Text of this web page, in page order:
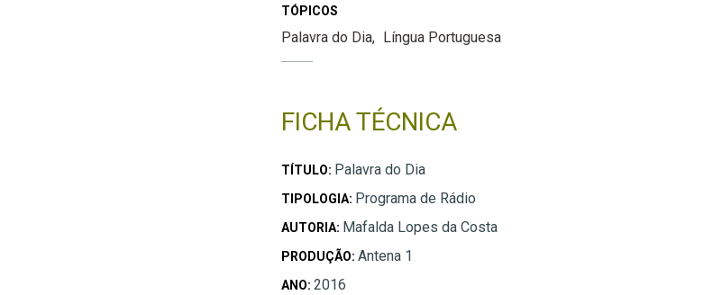
TÓPICOS
Palavra do Dia Língua Portuguesa
FICHA TÉCNICA
TÍTULO: Palavra do Dia
TIPOLOGIA: Programa de Rádio
AUTORIA: Mafalda Lopes da Costa
PRODUÇÃO: Antena 1
ANO: 2016